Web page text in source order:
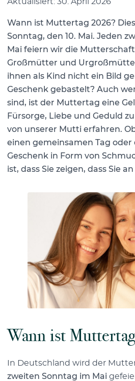
Wann ist Muttertag 2026?
Sonntag, den 10. Mai. Jeden
Mai feiern wir die
Großmütter und
ihnen als Kind nicht ein Bild
Geschenk gebastelt? Auch
sind, ist der Muttertag eine
Fürsorge, Liebe und Geduld
von unserer Mutti erfahren.
einen gemeinsamen Tag
Geschenk in Form von
ist, dass Sie zeigen, dass Sie
Wann ist
In Deutschland wird der
zweiten Sonntag im Mai